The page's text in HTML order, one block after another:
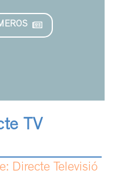
TV
Directe Televisió